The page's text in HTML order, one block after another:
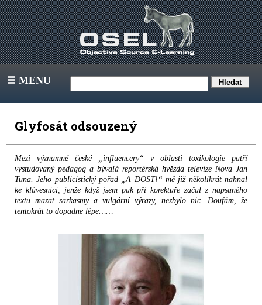
III MENU
Glyfosát odsouzený
Mezi významné české „influencery“ v oblasti toxikologie patří
vystudovaný pedagog a bývalá reportérská hvězda televize Nova Jan
Tuna. Jeho publicistický pořad „A DOST!“ mě již několikrát nahnal
ke klávesnici, jenže když jsem pak při korektuře začal z napsaného
textu mazat sarkasmy a vulgární výrazy, nezbylo nic. Doufám, že
tentokrát to dopadne lépe……